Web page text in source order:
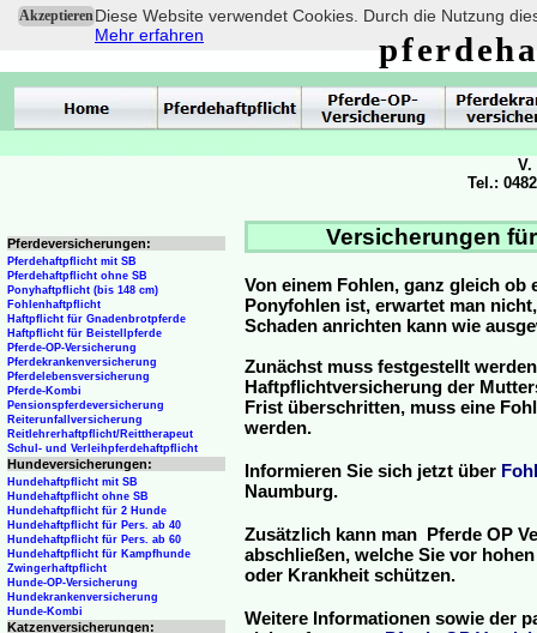
AkzeptierenDiese Website verwendet Cookies. Durch die Nutzung
Mehr erfahren
Versicherungen
Von einem Fohlen, ganz gleich ob
Ponyfohlen ist, erwartet man
Schaden anrichten kann wie
Zunächst muss festgestellt
Haftpflichtversicherung der
Frist überschritten, muss eine
werden.
Informieren Sie sich jetzt über
Naumburg.
Zusätzlich kann man Pferde OP
abschließen, welche Sie vor
oder Krankheit schützen.
Weitere Informationen sowie der
Pferdeversicherungen:
Pferdehaftpflicht mit SB
Pferdehaftpflicht ohne SB
Ponyhaftpflicht (bis 148 cm)
Fohlenhaftpflicht
Haftpflicht für Gnadenbrotpferde
Haftpflicht für Beistellpferde
Pferde-OP-Versicherung
Pferdekrankenversicherung
Pferdelebensversicherung
Pferde-Kombi
Pensionspferdeversicherung
Reiterunfallversicherung
Reitlehrerhaftpflicht/Reittherapeut
Schul- und Verleihpferdehaftpflicht
Hundeversicherungen:
Hundehaftpflicht mit SB
Hundehaftpflicht ohne SB
Hundehaftpflicht für 2 Hunde
Hundehaftpflicht für Pers. ab 40
Hundehaftpflicht für Pers. ab 60
Hundehaftpflicht für Kampfhunde
Zwingerhaftpflicht
Hunde-OP-Versicherung
Hundekrankenversicherung
Hunde-Kombi
Katzenversicherungen:
V.
Tel.: